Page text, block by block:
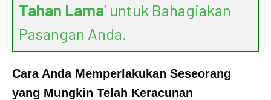
Tahan Lama’ untuk Bahagiakan
Pasangan Anda.
Cara Anda Memperlakukan Seseorang
yang Mungkin Telah Keracunan